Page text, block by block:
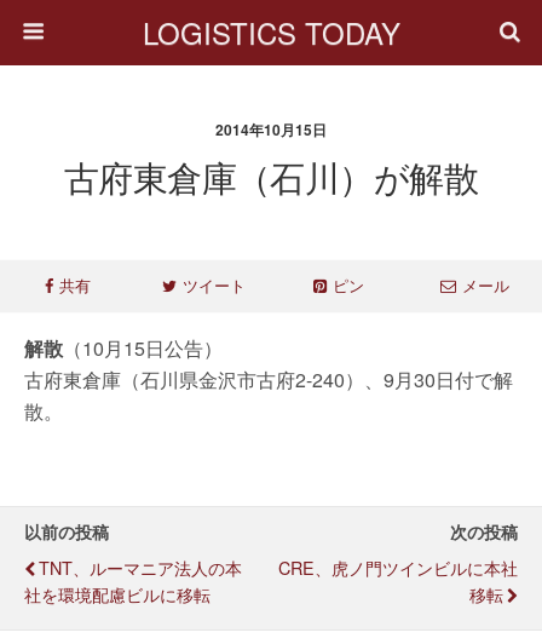
LOGISTICS TODAY
2014年10月15日
古府東倉庫（石川）が解散
共有 ツイート ピン メール
解散 （10月15日公告）
古府東倉庫（石川県金沢市古府2-240）、9月30日付で解
散。
以前の投稿
TNT、ルーマニア法人の本
社を環境配慮ビルに移転
次の投稿
CRE、虎ノ門ツインビルに本社
移転